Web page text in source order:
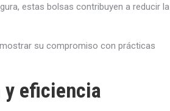
estas bolsas contribuyen a reducir la
su compromiso con prácticas
y eficiencia